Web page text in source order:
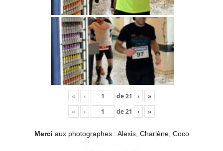
« ‹ de21 ›
»
«
‹ de21 › »
Merci aux photographes : Alexis, Charlène, Coco